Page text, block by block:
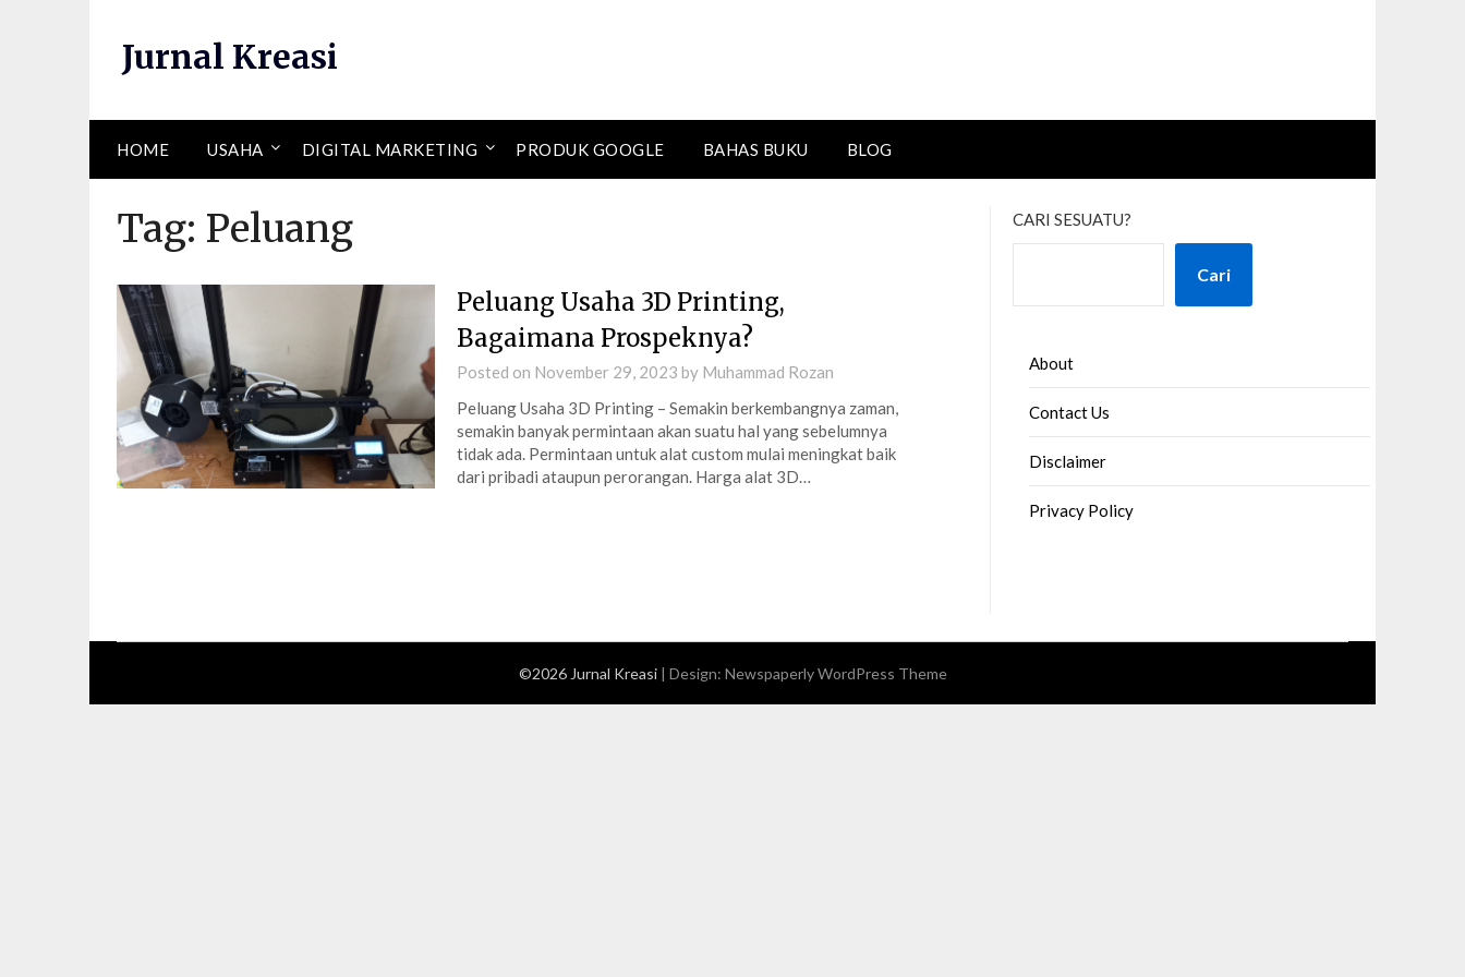
Jurnal Kreasi
HOME USAHA DIGITAL MARKETING PRODUK GOOGLE BAHAS BUKU BLOG
Tag: Peluang
Peluang Usaha 3D Printing,
Bagaimana Prospeknya?
Posted on November 29, 2023 by Muhammad Rozan
Peluang Usaha 3D Printing – Semakin berkembangnya zaman,
semakin banyak permintaan akan suatu hal yang sebelumnya
tidak ada. Permintaan untuk alat custom mulai meningkat baik
dari pribadi ataupun perorangan. Harga alat 3D…
CARI SESUATU?
Cari
About
Contact Us
Disclaimer
Privacy Policy
©2026 Jurnal Kreasi | Design: Newspaperly WordPress Theme